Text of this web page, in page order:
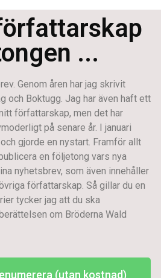
...
Genom åren har jag skrivit
och Boktugg. Jag har även haft ett
författarskap, men det har
på senare år. I januari
gjorde en nystart. Framför allt
en följetong vars nya
nyhetsbrev, som även innehåller
författarskap. Så gillar du en
tycker jag att du ska
om Bröderna Wald
(utan kostnad)